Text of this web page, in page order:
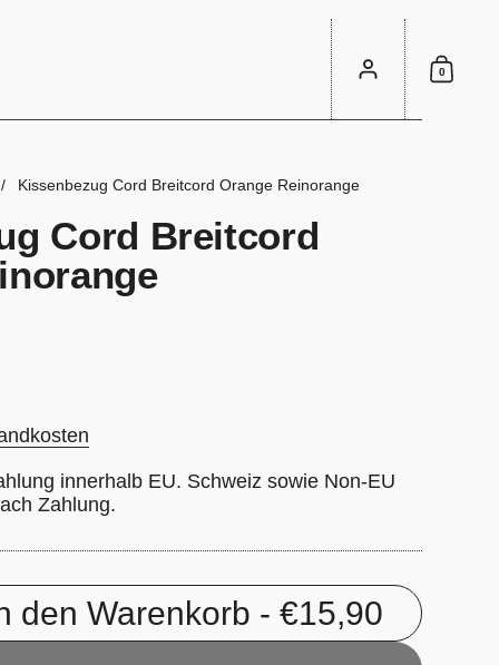
Konto 0
/ Kissenbezug Cord Breitcord Orange Reinorange
Cord Breitcord
innerhalb EU. Schweiz sowie Non-EU
Zahlung.
den Warenkorb - €15,90